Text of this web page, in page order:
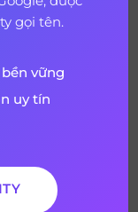
vì số liệu
được mở trên
Marketing
gọi tên.
vững
uy tín